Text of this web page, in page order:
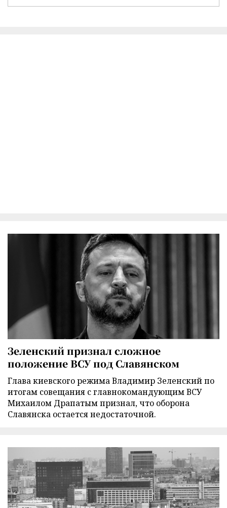
Зеленский признал сложное
положение ВСУ под Славянском
Глава киевского режима Владимир Зеленский по
итогам совещания с главнокомандующим ВСУ
Михаилом Драпатым признал, что оборона
Славянска остается недостаточной.